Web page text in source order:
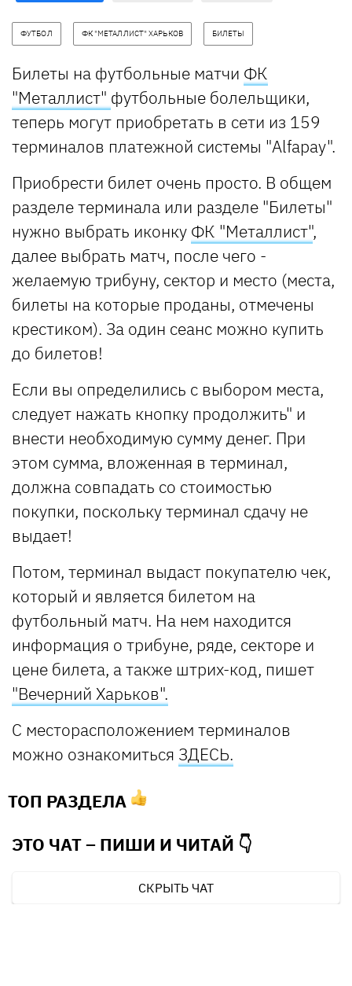
ФУТБОЛ ФК "МЕТАЛЛИСТ" ХАРЬКОВ БИЛЕТЫ
Билеты на футбольные матчи ФК
"Металлист" футбольные болельщики,
теперь могут приобретать в сети из 159
терминалов платежной системы "Alfapay".
Приобрести билет очень просто. В общем
разделе терминала или разделе "Билеты"
нужно выбрать иконку ФК "Металлист",
далее выбрать матч, после чего -
желаемую трибуну, сектор и место (места,
билеты на которые проданы, отмечены
крестиком). За один сеанс можно купить
до билетов!
Если вы определились с выбором места,
следует нажать кнопку продолжить" и
внести необходимую сумму денег. При
этом сумма, вложенная в терминал,
должна совпадать со стоимостью
покупки, поскольку терминал сдачу не
выдает!
Потом, терминал выдаст покупателю чек,
который и является билетом на
футбольный матч. На нем находится
информация о трибуне, ряде, секторе и
цене билета, а также штрих-код, пишет
"Вечерний Харьков".
С месторасположением терминалов
можно ознакомиться ЗДЕСЬ.
ТОП РАЗДЕЛА
ЭТО ЧАТ – ПИШИ И ЧИТАЙ 👇
СКРЫТЬ ЧАТ